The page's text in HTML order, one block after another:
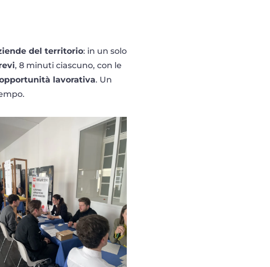
del territorio: in un solo
, 8 minuti ciascuno, con le
lavorativa. Un